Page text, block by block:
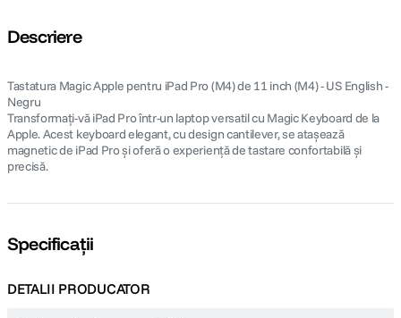
Descriere
Tastatura Magic Apple pentru iPad Pro (M4) de 11 inch (M4) - US English -
Negru
Transformați-vă iPad Pro într-un laptop versatil cu Magic Keyboard de la
Apple. Acest keyboard elegant, cu design cantilever, se atașează
magnetic de iPad Pro și oferă o experiență de tastare confortabilă și
precisă.
Specificații
DETALII PRODUCATOR